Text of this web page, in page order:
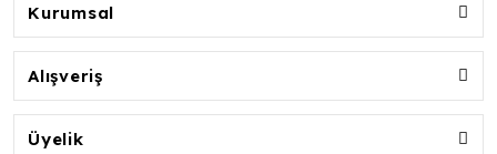
Kurumsal
Alışveriş
Üyelik